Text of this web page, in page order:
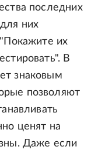
последних
них
их
В
знаковым
позволяют
ценят на
Даже если